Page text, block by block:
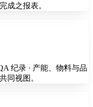
成之报表。
纪录 · 产能、物料与品
同视图。